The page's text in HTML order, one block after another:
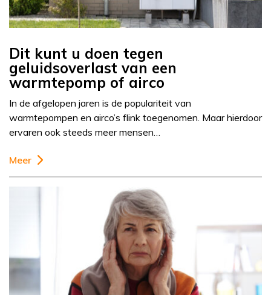
Dit kunt u doen tegen
geluidsoverlast van een
warmtepomp of airco
In de afgelopen jaren is de populariteit van
warmtepompen en airco’s flink toegenomen. Maar hierdoor
ervaren ook steeds meer mensen…
Meer